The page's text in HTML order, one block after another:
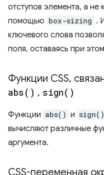
отступов элемента, а
помощью box-sizing .
ключевого слова
поля, оставаясь при
Функции CSS,
abs( ) , sign( )
Функции abs() и sign()
вычисляют различные
аргумента.
CSS-переменная